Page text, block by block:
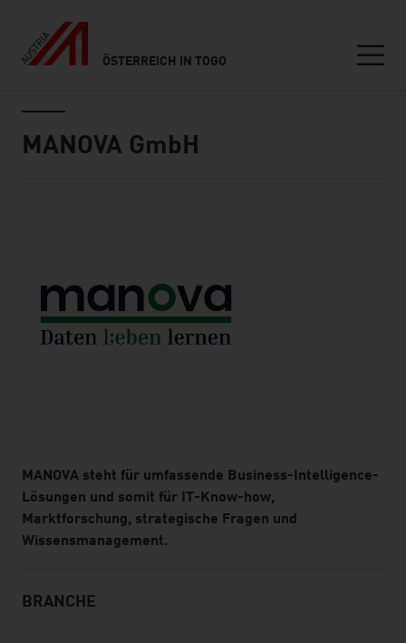
ÖSTERREICH IN TOGO
MANOVA GmbH
MANOVA steht für umfassende Business-Intelligence-
Lösungen und somit für IT-Know-how,
Marktforschung, strategische Fragen und
Wissensmanagement.
BRANCHE